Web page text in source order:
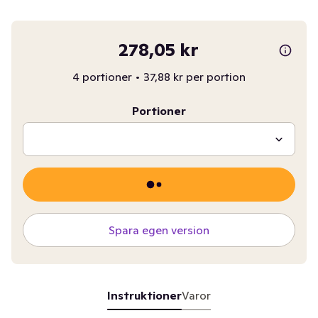
278,05 kr
4 portioner • 37,88 kr per portion
Portioner
Spara egen version
InstruktionerVaror